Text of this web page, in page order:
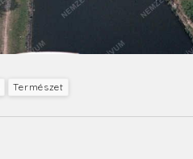
Természet